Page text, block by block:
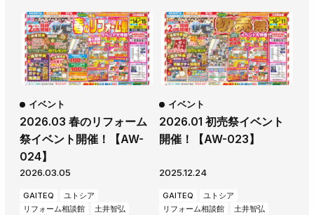
お問い合わせ
2026.03 春のリフォーム
祭イベント開催！【AW-
024】
イベント
2026.03.05
GAITEQ
ユトシア
リフォーム相談館
土井智弘
2026.01 初売祭イベント
開催！【AW-023】
イベント
2025.12.24
GAITEQ
ユトシア
リフォーム相談館
土井智弘